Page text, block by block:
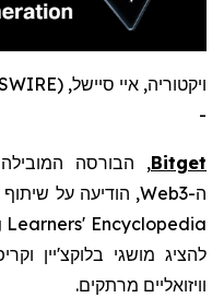
-
Bitget, הבורסה
ה-Web3
,
להציג מושגי בלוקצ'יין
וויזואליים מרתקים.